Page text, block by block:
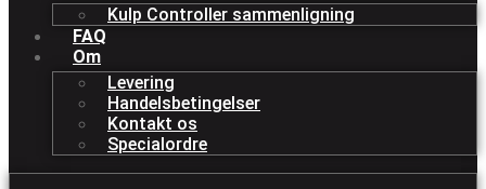
Kulp Controller sammenligning
FAQ
Om
Levering
Handelsbetingelser
Kontakt os
Specialordre